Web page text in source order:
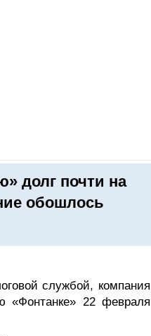
долг почти на
обошлось
службой, компания
22 февраля